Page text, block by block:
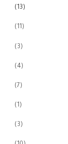
(13)
(11)
(3)
(4)
(7)
(1)
(3)